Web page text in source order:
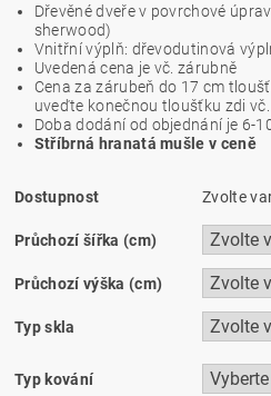
Dřevěné dveře v povrchové
sherwood)
Vnitřní výplň: dřevodutinová
Uvedená cena je vč. zárubně
Cena za zárubeň do 17 cm
uveďte konečnou tloušťku zdi
Doba dodání od objednání je 6-
Stříbrná hranatá mušle v ceně
Dostupnost Zvolte
Průchozí šířka (cm)
Průchozí výška (cm)
Typ skla
Typ kování